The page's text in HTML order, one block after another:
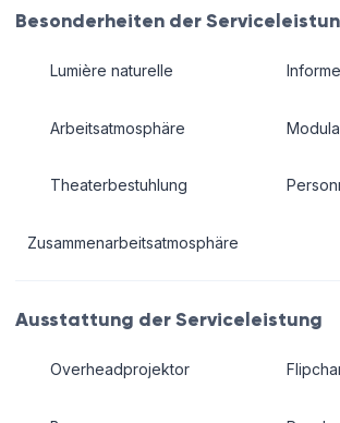
Besonderheiten der
Lumière naturelle
Arbeitsatmosphäre
Theaterbestuhlung
Zusammenarbeitsatmosphäre
Ausstattung der Serviceleistung
Overheadprojektor